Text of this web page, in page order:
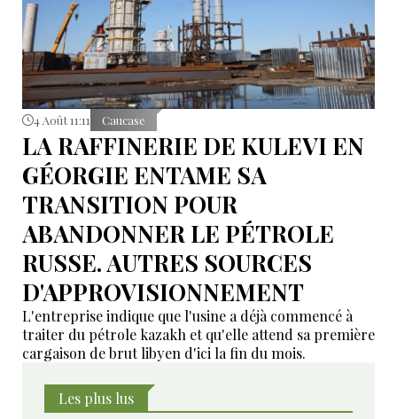
4 Août 11:11 Caucase
LA RAFFINERIE DE KULEVI EN
GÉORGIE ENTAME SA
TRANSITION POUR
ABANDONNER LE PÉTROLE
RUSSE. AUTRES SOURCES
D'APPROVISIONNEMENT
L'entreprise indique que l'usine a déjà commencé à
traiter du pétrole kazakh et qu'elle attend sa première
cargaison de brut libyen d'ici la fin du mois.
Les plus lus